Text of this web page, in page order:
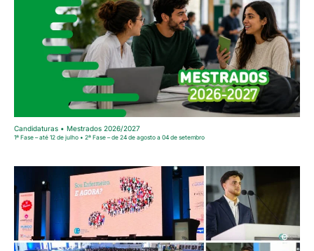
Candidaturas • Mestrados 2026/2027
1ª Fase – até 12 de julho • 2ª Fase – de 24 de agosto a 04 de setembro